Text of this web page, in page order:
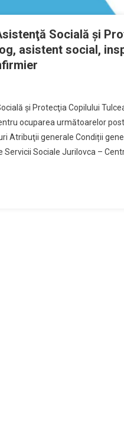
Socială şi
asistent social,
şi Protecţia Copilului
ocuparea următoarelor
Atribuţii generale Condiții
Sociale Jurilovca –